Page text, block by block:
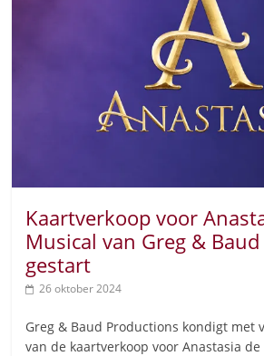
Kaartverkoop voor
Musical van Greg &
gestart
26 oktober 2024
Greg & Baud Productions kondigt met
van de kaartverkoop voor Anastasia